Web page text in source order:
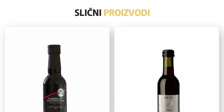
SLIČNI PROIZVODI